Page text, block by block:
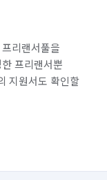
리랜서풀을
프리랜서뿐
지원서도 확인할